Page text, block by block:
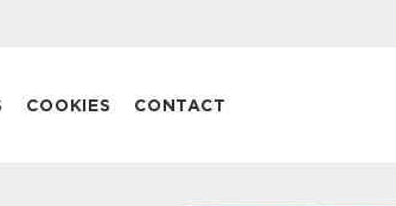
COOKIES CONTACT